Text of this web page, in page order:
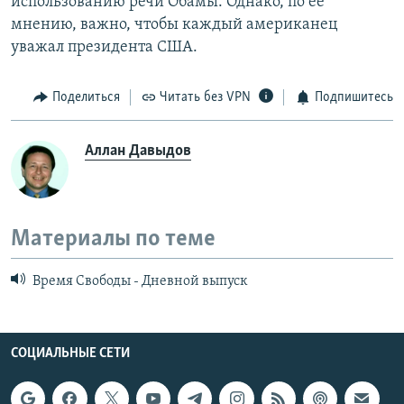
мнению, важно, чтобы каждый американец
уважал президента США.
Поделиться Читать без VPN Подпишитесь
Аллан Давыдов
Материалы по теме
Время Свободы - Дневной выпуск
СОЦИАЛЬНЫЕ СЕТИ